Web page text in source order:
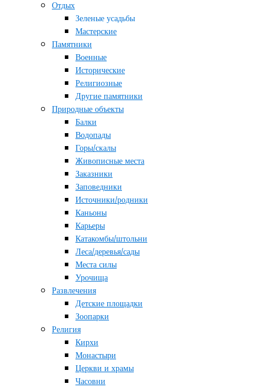
Отдых
Зеленые усадьбы
Мастерские
Памятники
Военные
Исторические
Религиозные
Другие памятники
Природные объекты
Балки
Водопады
Горы/скалы
Живописные места
Заказники
Заповедники
Источники/родники
Каньоны
Карьеры
Катакомбы/штольни
Леса/деревья/сады
Места силы
Урочища
Развлечения
Детские площадки
Зоопарки
Религия
Кирхи
Монастыри
Церкви и храмы
Часовни